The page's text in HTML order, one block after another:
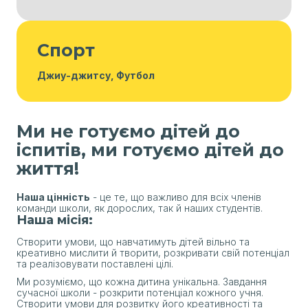
Спорт
Джиу-джитсу, Футбол
Ми не готуємо дітей до
іспитів, ми готуємо дітей до
життя!
Наша цінність - це те, що важливо для всіх членів
команди школи, як дорослих, так й наших студентів.
Наша місія:
Створити умови, що навчатимуть дітей вільно та
креативно мислити й творити, розкривати свій потенціал
та реалізовувати поставлені цілі.
Ми розуміємо, що кожна дитина унікальна. Завдання
сучасної школи - розкрити потенціал кожного учня.
Створити умови для розвитку його креативності та
Патріотизм
Ми бачимо наших учнів із чіткою національною
самоідентифікацією, які знають історію свого
народу, поважають і цінують національні символи
та національних героїв.